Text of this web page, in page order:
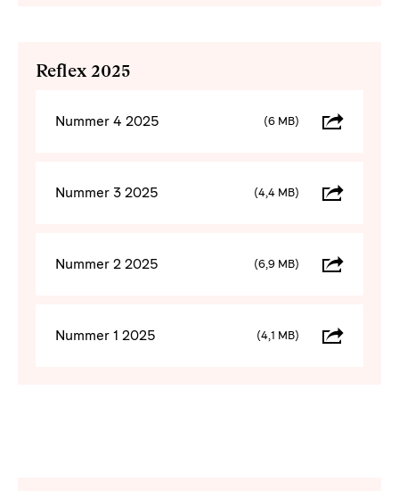
Reflex 2025
Nummer 4 2025 (6 MB)
Nummer 3 2025 (4,4 MB)
Nummer 2 2025 (6,9 MB)
Nummer 1 2025 (4,1 MB)